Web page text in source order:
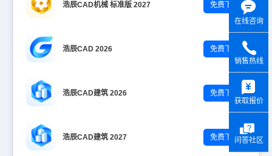
浩辰CAD机械 标准版 2027 免费下载
浩辰CAD 2026 免费下载
浩辰CAD建筑 2026 免费下载
浩辰CAD建筑 2027 免费下载
在线咨询
销售热线
获取报价
问答社区